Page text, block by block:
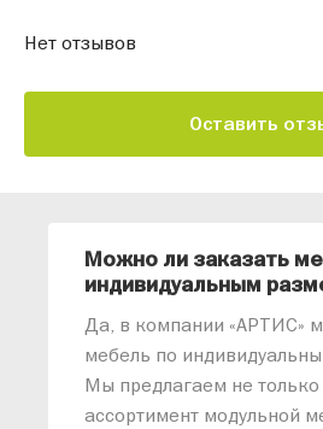
Нет отзывов
Оставить
Можно ли заказать
индивидуальным
Да, в компании «АРТИС»
мебель по
Мы предлагаем не
ассортимент модульной